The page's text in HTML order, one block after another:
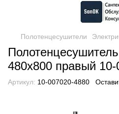
Полотенцесушители
480х800 правый
Артикул: 10-007020-4880